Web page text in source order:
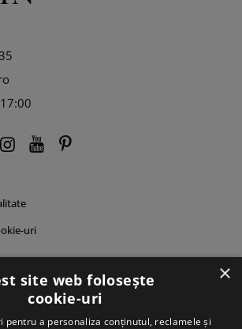
uri
×
site web folosește
cookie-uri
pentru a personaliza conținutul, reclamele și